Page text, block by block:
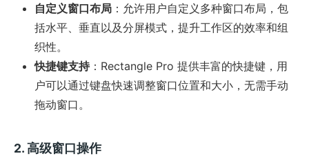
自定义窗口布局 ：允许用户自定义多种窗口布局，包
括水平、垂直以及分屏模式，提升工作区的效率和组
织性。
快捷键支持：Rectangle Pro 提供丰富的快捷键，用
户可以通过键盘快速调整窗口位置和大小，无需手动
拖动窗口。
2. 高级窗口操作